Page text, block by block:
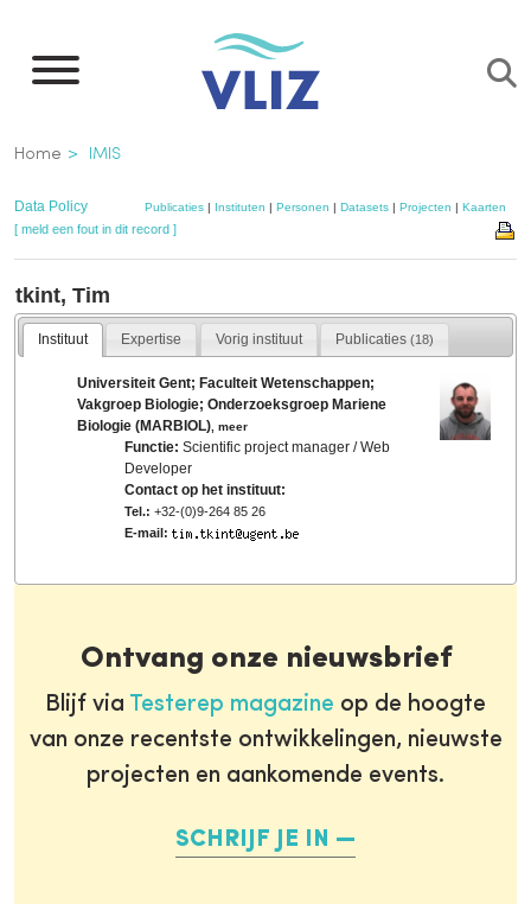
naar
inhoud
gaan
Kruimelpad
Home IMIS
Data Policy Publicaties| Instituten | Personen | Datasets| Projecten | Kaarten
[ meld een fout in dit record ]
tkint, Tim
Instituut Expertise Vorig instituut Publicaties (18)
Universiteit Gent; Faculteit Wetenschappen;
Vakgroep Biologie; Onderzoeksgroep Mariene
Biologie (MARBIOL) ,meer
Functie:Scientific project manager / Web
Developer
Contact op het instituut:
Tel.: +32-(0)9-264 85 26
E-mail:
Ontvang onze nieuwsbrief
Blijf via Testerep magazine op de hoogte
van onze recentste ontwikkelingen, nieuwste
projecten en aankomende events.
SCHRIJF JE IN